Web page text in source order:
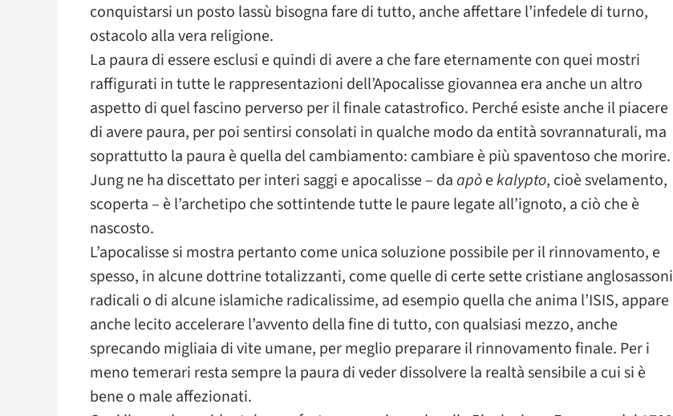
conquistarsi un posto lassù bisogna fare di tutto, anche affettare l’infedele di turno,
ostacolo alla vera religione.
La paura di essere esclusi e quindi di avere a che fare eternamente con quei mostri
raffigurati in tutte le rappresentazioni dell’Apocalisse giovannea era anche un altro
aspetto di quel fascino perverso per il finale catastrofico. Perché esiste anche il piacere
di avere paura, per poi sentirsi consolati in qualche modo da entità sovrannaturali, ma
soprattutto la paura è quella del cambiamento: cambiare è più spaventoso che morire.
Jung ne ha discettato per interi saggi e apocalisse – daapòekalypto, cioè svelamento,
scoperta – è l’archetipo che sottintende tutte le paure legate all’ignoto, a ciò che è
nascosto.
L’apocalisse si mostra pertanto come unica soluzione possibile per il rinnovamento, e
spesso, in alcune dottrine totalizzanti, come quelle di certe sette cristiane anglosassoni
radicali o di alcune islamiche radicalissime, ad esempio quella che anima l’ISIS, appare
anche lecito accelerare l’avvento della fine di tutto, con qualsiasi mezzo, anche
sprecando migliaia di vite umane, per meglio preparare il rinnovamento finale. Per i
meno temerari resta sempre la paura di veder dissolvere la realtà sensibile a cui si è
bene o male affezionati.